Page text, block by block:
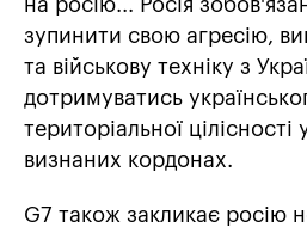
на росію... Росія
зупинити свою агресію,
та військову техніку з
дотримуватись
територіальної цілісності
визнаних кордонах.
G7 також закликає росію